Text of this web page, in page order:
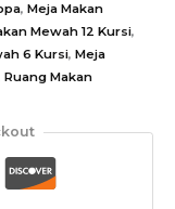
, Meja Makan
Mewah 12 Kursi,
6 Kursi, Meja
Ruang Makan